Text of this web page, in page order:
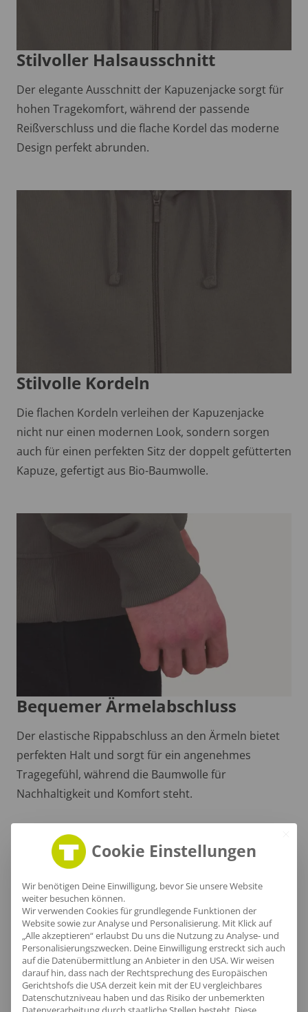
Stilvoller Halsausschnitt
Der elegante Ausschnitt der Kapuzenjacke sorgt für
hohen Tragekomfort, während der passende
Reißverschluss und die flache Kordel das moderne
Design perfekt abrunden.
Stilvolle Kordeln
Die flachen Kordeln verleihen der Kapuzenjacke
nicht nur einen modernen Look, sondern sorgen
auch für einen perfekten Sitz der doppelt gefütterten
Kapuze, gefertigt aus Bio-Baumwolle.
Bequemer Ärmelabschluss
Der elastische Rippabschluss an den Ärmeln bietet
perfekten Halt und sorgt für ein angenehmes
Tragegefühl, während die Baumwolle für
Nachhaltigkeit und Komfort steht.
Cookie Einstellungen
Wir benötigen Deine Einwilligung, bevor Sie unsere Website
weiter besuchen können.
Wir verwenden Cookies für grundlegende Funktionen der
Website sowie zur Analyse und Personalisierung. Mit Klick auf
„Alle akzeptieren“ erlaubst Du uns die Nutzung zu Analyse- und
Personalisierungszwecken. Deine Einwilligung erstreckt sich auch
auf die Datenübermittlung an Anbieter in den USA. Wir weisen
darauf hin, dass nach der Rechtsprechung des Europäischen
Gerichtshofs die USA derzeit kein mit der EU vergleichbares
Datenschutzniveau haben und das Risiko der unbemerkten